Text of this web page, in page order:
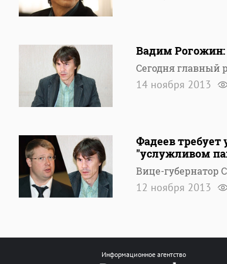
Вадим Рогожин:
Сегодня главный
14 ноября 2013
Фадеев требует
"услужливом
Вице-губернатор
12 ноября 2013
Информационное агентство